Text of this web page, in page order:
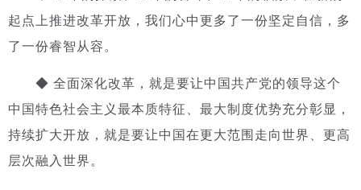
起点上推进改革开放，我们心中更多了一份坚定自信，多
了一份睿智从容。
◆ 全面深化改革，就是要让中国共产党的领导这个
中国特色社会主义最本质特征、最大制度优势充分彰显，
持续扩大开放，就是要让中国在更大范围走向世界、更高
层次融入世界。